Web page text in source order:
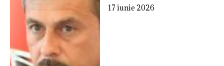
17 iunie 2026